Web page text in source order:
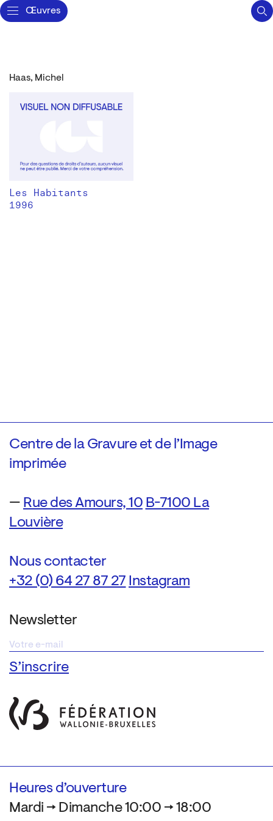
Œuvres
Haas, Michel
Les Habitants
1996
Centre de la Gravure et de l’Image
imprimée
— Rue des Amours, 10 B-7100 La
Louvière
Nous contacter
+32 (0) 64 27 87 27 Instagram
Newsletter
Heures d’ouverture
Mardi → Dimanche 10:00 → 18:00